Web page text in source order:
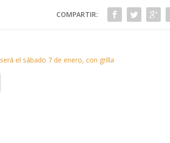
COMPARTIR:
el sábado 7 de enero, con grilla